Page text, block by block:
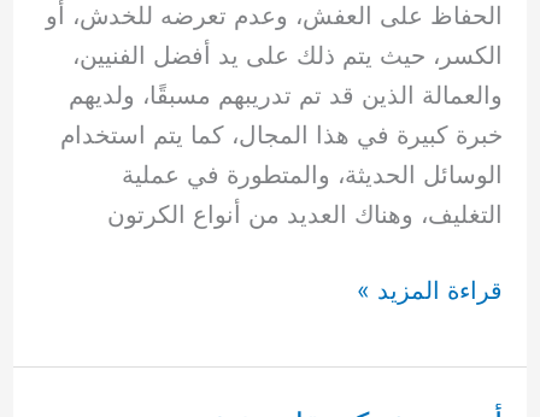
الحفاظ على العفش، وعدم تعرضه للخدش، أو
الكسر، حيث يتم ذلك على يد أفضل الفنيين،
والعمالة الذين قد تم تدريبهم مسبقًا، ولديهم
خبرة كبيرة في هذا المجال، كما يتم استخدام
الوسائل الحديثة، والمتطورة في عملية
التغليف، وهناك العديد من أنواع الكرتون
كراتين
اثاث
65549507
قراءة المزيد »